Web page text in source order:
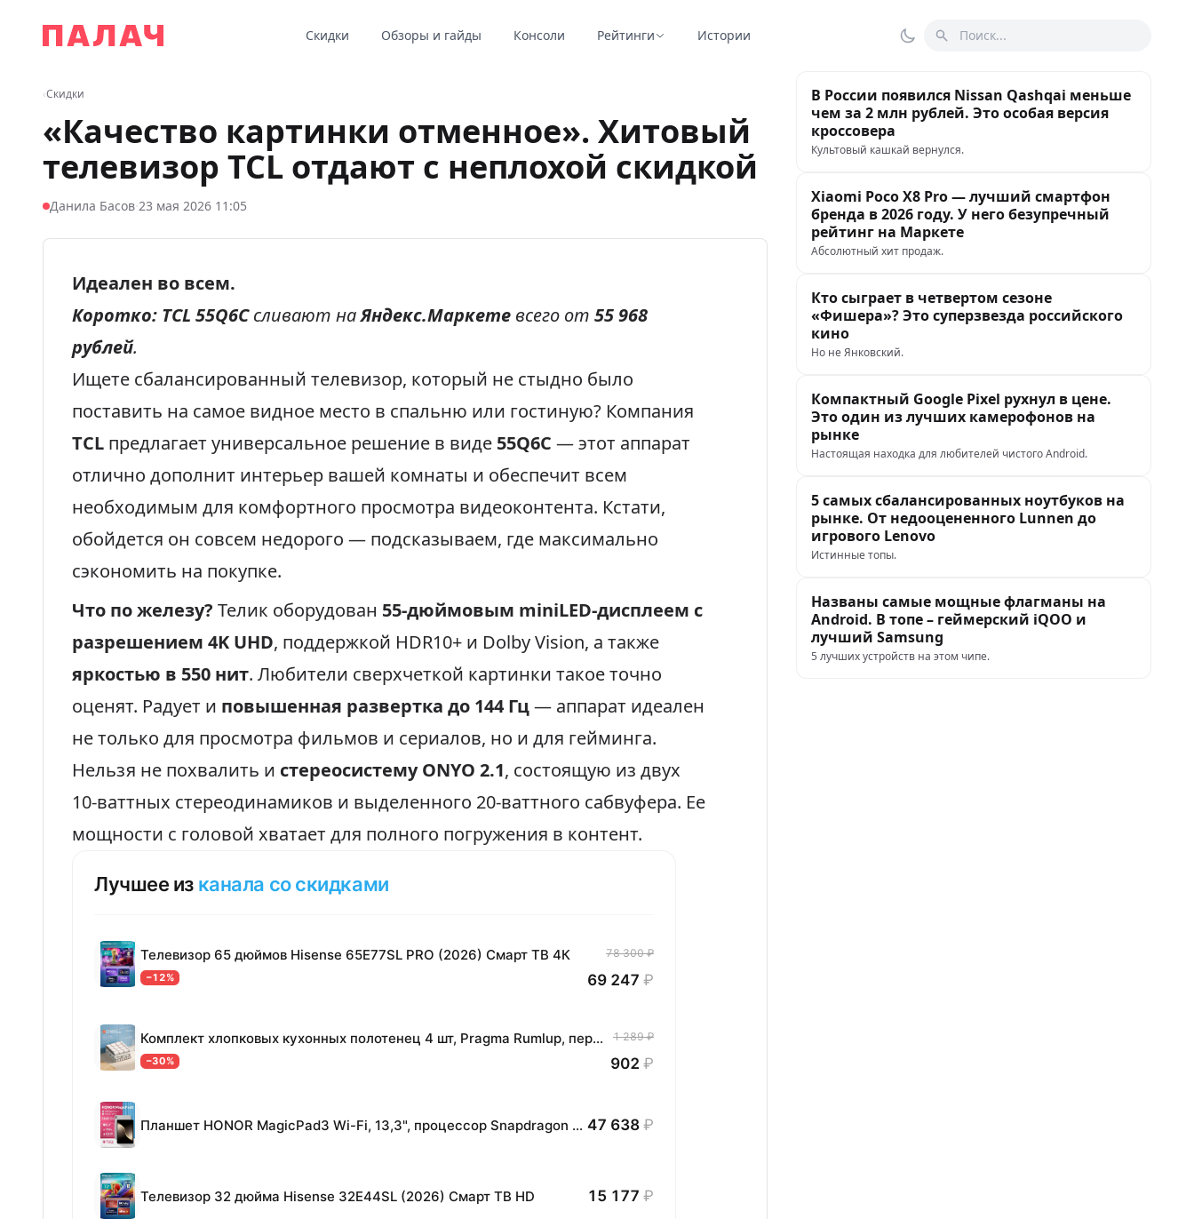
Палач
Скидки Обзоры и гайды Консоли Рейтинги Истории Переключить тему
Поиск
‹Скидки
«Качество картинки отменное». Хитовый
телевизор TCL отдают с неплохой скидкой
Данила Басов·23 мая 2026 11:05
Идеален во всем.
Коротко: TCL 55Q6C сливают наЯндекс.Маркете всего от 55 968
рублей.
Ищете сбалансированный телевизор, который не стыдно было
поставить на самое видное место в спальню или гостиную? Компания
TCL предлагает универсальное решение в виде 55Q6C — этот аппарат
отлично дополнит интерьер вашей комнаты и обеспечит всем
необходимым для комфортного просмотра видеоконтента. Кстати,
обойдется он совсем недорого — подсказываем, где максимально
сэкономить на покупке.
Что по железу? Телик оборудован 55-дюймовым miniLED-дисплеем с
разрешением 4K UHD, поддержкой HDR10+ и Dolby Vision, а также
яркостью в 550 нит. Любители сверхчеткой картинки такое точно
оценят. Радует и повышенная развертка до 144 Гц— аппарат идеален
не только для просмотра фильмов и сериалов, но и для гейминга.
Нельзя не похвалить и стереосистему ONYO 2.1, состоящую из двух
10-ваттных стереодинамиков и выделенного 20-ваттного сабвуфера. Ее
мощности с головой хватает для полного погружения в контент.
Лучшее из канала со скидками
Телевизор 65 дюймов Hisense 65E77SL PRO (2026) Смарт ТВ 4К
−12%
78 300 ₽
69 247 ₽
Комплект хлопковых кухонных полотенец 4 шт, Pragma Rumlup, переменчивый белый
−30%
1 289 ₽
902 ₽
Планшет HONOR MagicPad3 Wi-Fi, 13,3", процессор Snapdragon 8, 16ГБ/512ГБ, EU 47 638 ₽
Телевизор 32 дюйма Hisense 32E44SL (2026) Смарт ТВ HD 15 177 ₽
В России появился Nissan Qashqai меньше
чем за 2 млн рублей. Это особая версия
кроссовера
Культовый кашкай вернулся.
Xiaomi Poco X8 Pro — лучший смартфон
бренда в 2026 году. У него безупречный
рейтинг на Маркете
Абсолютный хит продаж.
Кто сыграет в четвертом сезоне
«Фишера»? Это суперзвезда российского
кино
Но не Янковский.
Компактный Google Pixel рухнул в цене.
Это один из лучших камерофонов на
рынке
Настоящая находка для любителей чистого Android.
5 самых сбалансированных ноутбуков на
рынке. От недооцененного Lunnen до
игрового Lenovo
Истинные топы.
Названы самые мощные флагманы на
Android. В топе – геймерский iQOO и
лучший Samsung
5 лучших устройств на этом чипе.